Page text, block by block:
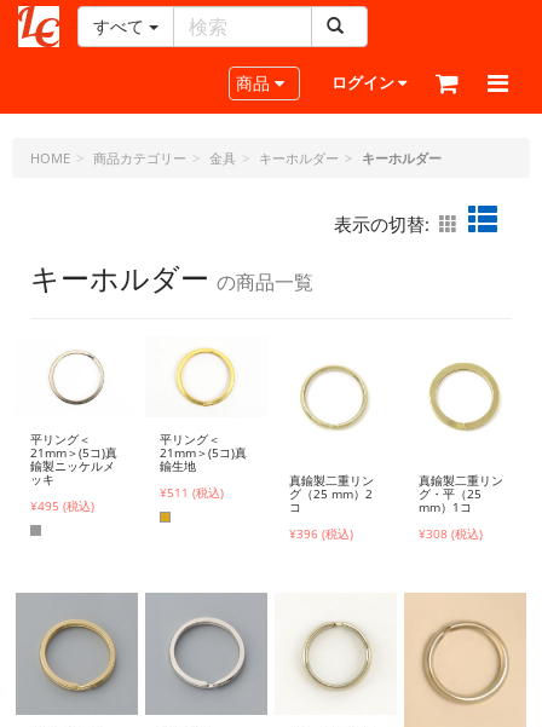
ー
ラ
ト・
すべて
Toggle navigation
商品 ログイン
HOME 商品カテゴリー 金具 キーホルダー キーホルダー
表示の切替:
キーホルダー の商品一覧
平リング＜
21mm＞(5コ)真
鍮製ニッケルメ
ッキ
¥495 (税込)
平リング＜
21mm＞(5コ)真
鍮生地
¥511 (税込)
真鍮製二重リン
グ（25 mm）2
コ
¥396 (税込)
真鍮製二重リン
グ・平（25
mm）1コ
¥308 (税込)